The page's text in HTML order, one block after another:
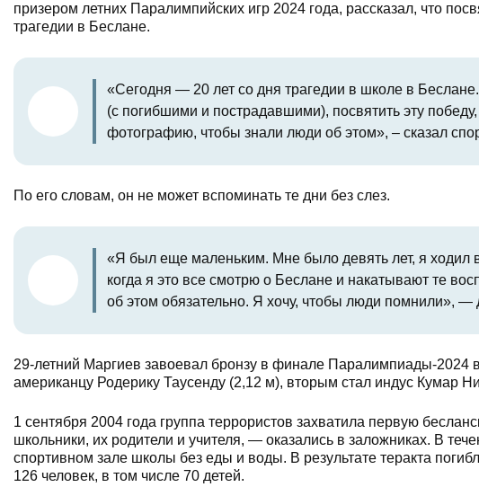
призером летних Паралимпийских игр 2024 года, рассказал, что
трагедии в Беслане.
«Сегодня — 20 лет со дня трагедии в школе в
(с погибшими и пострадавшими), посвятить эту
фотографию, чтобы знали люди об этом», – сказал
По его словам, он не может вспоминать те дни без слез.
«Я был еще маленьким. Мне было девять лет, я
когда я это все смотрю о Беслане и накатывают те
об этом обязательно. Я хочу, чтобы люди помнили», —
29-летний Маргиев завоевал бронзу в финале Паралимпиады‑2024
американцу Родерику Таусенду (2,12 м), вторым стал индус Кумар
1 сентября 2004 года группа террористов захватила первую
школьники, их родители и учителя, — оказались в заложниках. В
спортивном зале школы без еды и воды. В результате теракта
126 человек, в том числе 70 детей.